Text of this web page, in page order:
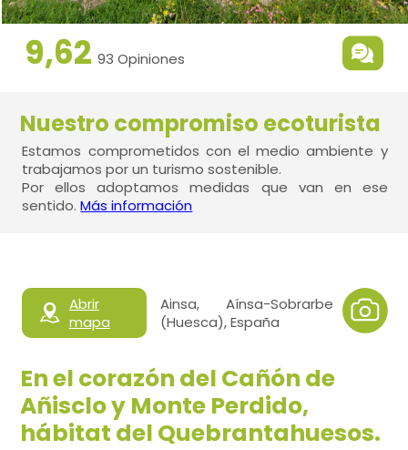
9,62 93 Opiniones
Nuestro compromiso ecoturista
Estamos comprometidos con el medio ambiente y
trabajamos por un turismo sostenible.
Por ellos adoptamos medidas que van en ese
sentido.Más información
Abrir
mapa
Ainsa, Aínsa-Sobrarbe
(Huesca), España
En el corazón del Cañón de
Añisclo y Monte Perdido,
hábitat del Quebrantahuesos.